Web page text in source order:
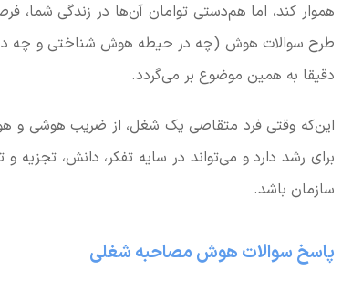
هموار کند، اما هم‌دستی توامان آن‌ها در زندگی شما،
طرح سوالات هوش (چه در حیطه هوش شناختی و چه
دقیقا به همین موضوع بر می‌گردد.
این‌که وقتی فرد متقاصی یک شغل، از ضریب هوشی و
برای رشد دارد و می‌تواند در سایه تفکر، دانش،
سازمان باشد.
پاسخ سوالات هوش مصاحبه شغلی